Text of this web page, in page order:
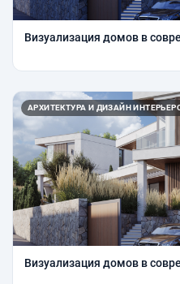
Визуализация домов в
АРХИТЕКТУРА И ДИЗАЙН
Визуализация домов в